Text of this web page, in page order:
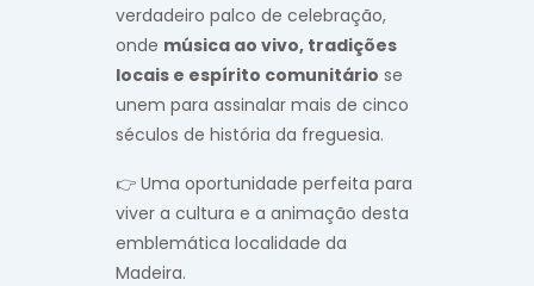
verdadeiro palco de celebração,
onde música ao vivo, tradições
locais e espírito comunitário se
unem para assinalar mais de cinco
séculos de história da freguesia.
👉 Uma oportunidade perfeita para
viver a cultura e a animação desta
emblemática localidade da
Madeira.